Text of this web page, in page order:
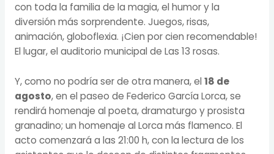
con toda la familia de la magia, el humor y la
diversión más sorprendente. Juegos, risas,
animación, globoflexia. ¡Cien por cien recomendable!
El lugar, el auditorio municipal de Las 13 rosas.
Y, como no podría ser de otra manera, el 18 de
agosto, en el paseo de Federico García Lorca, se
rendirá homenaje al poeta, dramaturgo y prosista
granadino; un homenaje al Lorca más flamenco. El
acto comenzará a las 21:00 h, con la lectura de los